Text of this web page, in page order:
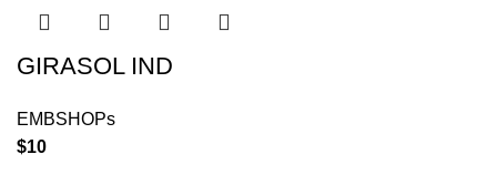
GIRASOL IND
EMBSHOPs
$10